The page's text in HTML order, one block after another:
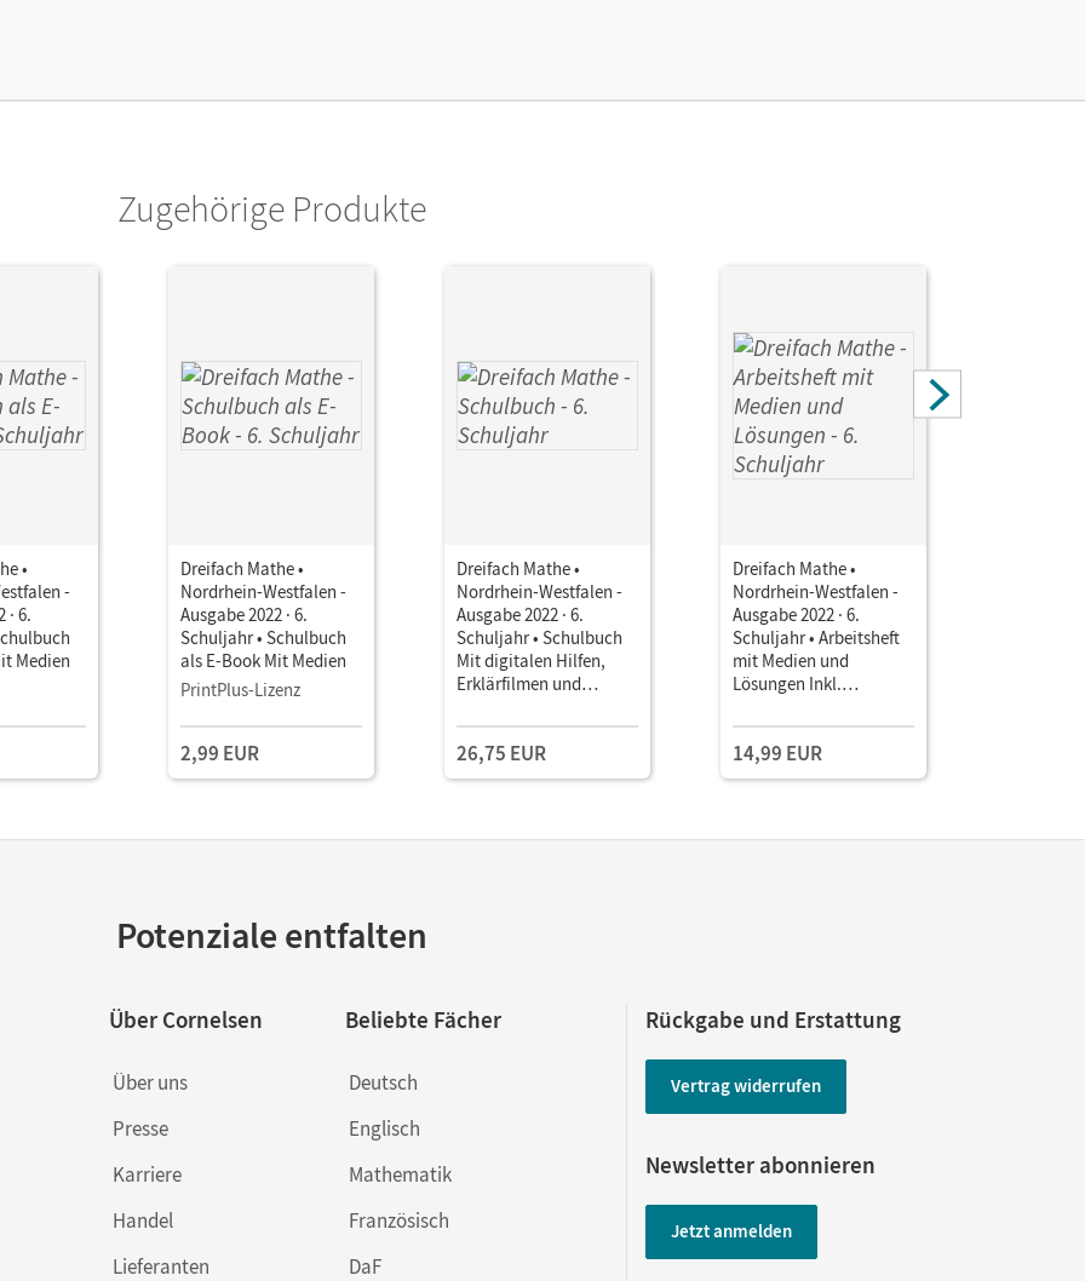
Cornelsen Verlag
Zugehörige Produkte
•
-
· 6.
Medien
Dreifach Mathe •
Nordrhein-Westfalen -
Ausgabe 2022 · 6.
Schuljahr • Schulbuch
als E-Book Mit Medien
PrintPlus-Lizenz
2,99 EUR
Dreifach Mathe •
Nordrhein-Westfalen -
Ausgabe 2022 · 6.
Schuljahr • Schulbuch
Mit digitalen Hilfen,
Erklärfilmen und
26,75 EUR
Dreifach Mathe •
Nordrhein-Westfalen -
Ausgabe 2022 · 6.
Schuljahr • Arbeitsheft
mit Medien und
Lösungen Inkl.
interaktiven Übungen
14,99 EUR
Potenziale entfalten
Über Cornelsen
Über uns
Presse
Karriere
Handel
Lieferanten
Beliebte Fächer
Deutsch
Englisch
Mathematik
Französisch
DaF
Rückgabe und Erstattung
Vertrag widerrufen
Newsletter abonnieren
Jetzt anmelden